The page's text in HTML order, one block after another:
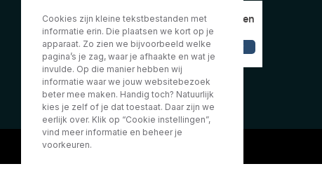
Cookies zijn kleine tekstbestanden met
informatie erin. Die plaatsen we kort op je
apparaat. Zo zien we bijvoorbeeld welke
pagina’s je zag, waar je afhaakte en wat je
invulde. Op die manier hebben wij
informatie waar we jouw websitebezoek
beter mee maken. Handig toch? Natuurlijk
kies je zelf of je dat toestaat. Daar zijn we
eerlijk over. Klik op “Cookie instellingen”,
vind meer informatie en beheer je
voorkeuren.